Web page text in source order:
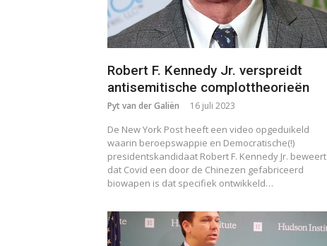
Robert F. Kennedy Jr. verspreidt
antisemitische complottheorieën
Pyt van der Galiën 16 juli 2023
De New York Post heeft een video opgeduikeld
waarin beroepswappie en Democratische(!)
presidentskandidaat Robert F. Kennedy Jr. beweert
dat Covid een door de Chinezen gefabriceerd
biowapen is dat specifiek ontwikkeld…